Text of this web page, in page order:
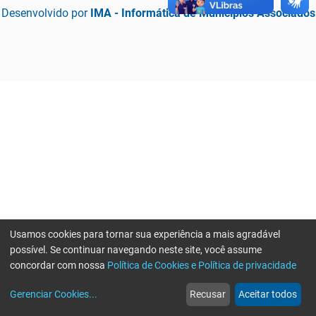
Desenvolvido por IMA - Informática de Municípios Associados
web
Notícias
more_horiz
Mais
Usamos cookies para tornar sua experiência a mais agradável
possível. Se continuar navegando neste site, você assume
concordar com nossa Política de Cookies e Política de privacidade
Gerenciar Cookies... Recusar Aceitar todos
Erro ao enviar informações, por favor tente novamente